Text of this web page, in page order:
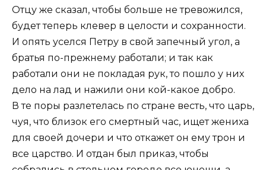
Отцу же сказал, чтобы больше не тревожился,
будет теперь клевер в целости и сохранности.
И опять уселся Петру в свой запечный угол, а
братья по-прежнему работали; и так как
работали они не покладая рук, то пошло у них
дело на лад и нажили они кой-какое добро.
В те поры разлетелась по стране весть, что царь,
чуя, что близок его смертный час, ищет жениха
для своей дочери и что откажет он ему трон и
все царство. И отдан был приказ, чтобы